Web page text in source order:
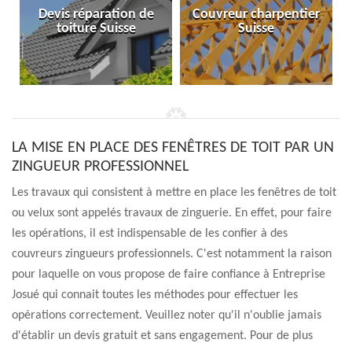
Devis réparation de
toiture Suisse
Couvreur charpentier
Suisse
LA MISE EN PLACE DES FENÊTRES DE TOIT PAR UN
ZINGUEUR PROFESSIONNEL
Les travaux qui consistent à mettre en place les fenêtres de toit
ou velux sont appelés travaux de zinguerie. En effet, pour faire
les opérations, il est indispensable de les confier à des
couvreurs zingueurs professionnels. C'est notamment la raison
pour laquelle on vous propose de faire confiance à Entreprise
Josué qui connait toutes les méthodes pour effectuer les
opérations correctement. Veuillez noter qu'il n'oublie jamais
d'établir un devis gratuit et sans engagement. Pour de plus